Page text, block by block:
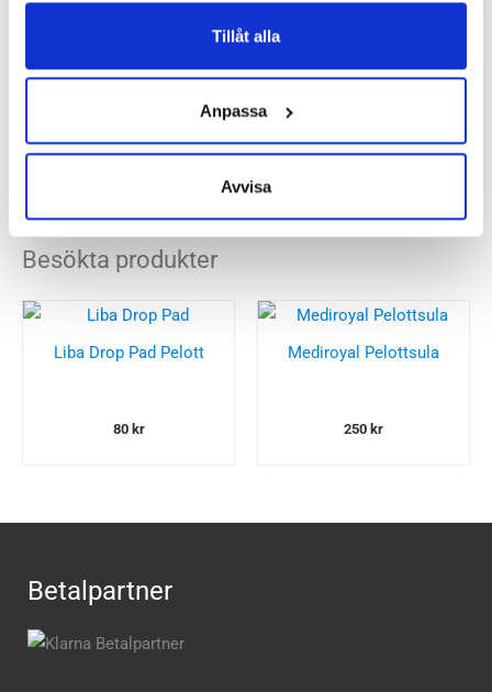
Tillåt alla
Anpassa
Avvisa
Bauerfeind Sardinien
350kr
Tunna inlägg
900kr
Besökta produkter
Liba Drop Pad Pelott
80 kr
Mediroyal Pelottsula
250 kr
Betalpartner